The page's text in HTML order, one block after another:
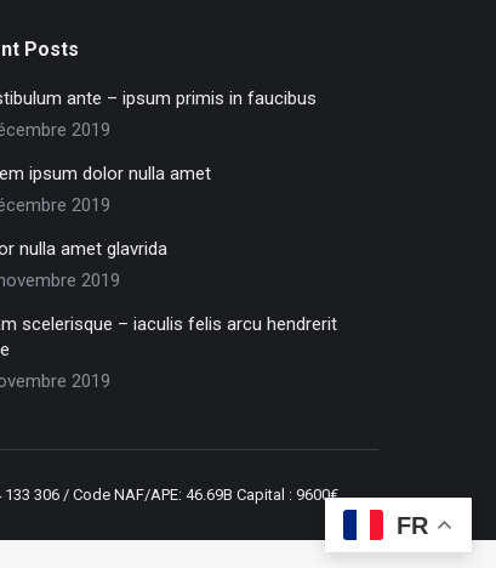
Posts
ante – ipsum primis in faucibus
2019
ipsum dolor nulla amet
2019
nulla amet glavrida
2019
scelerisque – iaculis felis arcu hendrerit
2019
133 306 / Code NAF/APE: 46.69B Capital : 9600€
FR